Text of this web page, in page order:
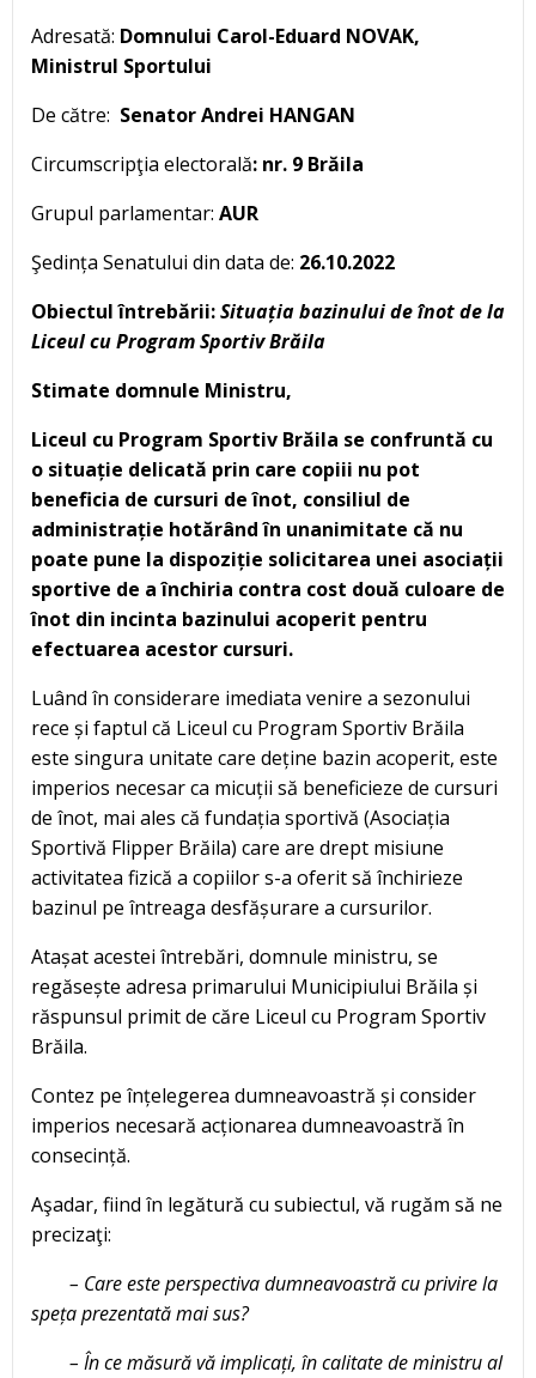
Adresată: Domnului Carol-Eduard NOVAK,
Ministrul Sportului
De către: Senator Andrei HANGAN
Circumscripţia electorală: nr. 9 Brăila
Grupul parlamentar: AUR
Şedința Senatului din data de: 26.10.2022
Obiectul întrebării:Situația bazinului de înot de la
Liceul cu Program Sportiv Brăila
Stimate domnule Ministru,
Liceul cu Program Sportiv Brăila se confruntă cu
o situație delicată prin care copiii nu pot
beneficia de cursuri de înot, consiliul de
administrație hotărând în unanimitate că nu
poate pune la dispoziție solicitarea unei asociații
sportive de a închiria contra cost două culoare de
înot din incinta bazinului acoperit pentru
efectuarea acestor cursuri.
Luând în considerare imediata venire a sezonului
rece și faptul că Liceul cu Program Sportiv Brăila
este singura unitate care deține bazin acoperit, este
imperios necesar ca micuții să beneficieze de cursuri
de înot, mai ales că fundația sportivă (Asociația
Sportivă Flipper Brăila) care are drept misiune
activitatea fizică a copiilor s-a oferit să închirieze
bazinul pe întreaga desfășurare a cursurilor.
Atașat acestei întrebări, domnule ministru, se
regăsește adresa primarului Municipiului Brăila și
răspunsul primit de căre Liceul cu Program Sportiv
Brăila.
Contez pe înțelegerea dumneavoastră și consider
imperios necesară acționarea dumneavoastră în
consecință.
Aşadar, fiind în legătură cu subiectul, vă rugăm să ne
precizaţi:
– Care este perspectiva dumneavoastră cu privire la
speța prezentată mai sus?
– În ce măsură vă implicați, în calitate de ministru al